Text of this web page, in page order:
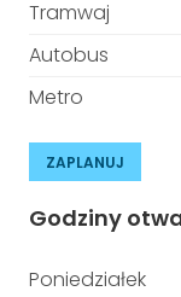
Tramwaj
Autobus
Metro
ZAPLANUJ
Godziny
Poniedziałek